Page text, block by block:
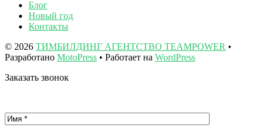
Блог
Новый год
Контакты
© 2026 ТИМБИЛДИНГ АГЕНТСТВО TEAMPOWER •
Разработано MotoPress • Работает на WordPress
Заказать звонок